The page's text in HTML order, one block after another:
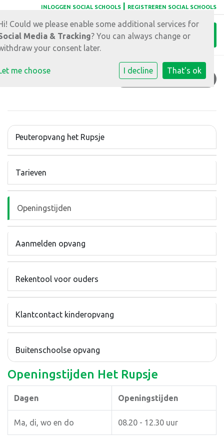
INLOGGEN SOCIAL SCHOOLS REGISTREREN SOCIAL SCHOOLS
OPENINGSTIJDEN
Peuteropvang het Rupsje
Tarieven
Openingstijden
Aanmelden opvang
Rekentool voor ouders
Klantcontact kinderopvang
Buitenschoolse opvang
Openingstijden Het Rupsje
Dagen Openingstijden
Ma, di, wo en do 08.20 - 12.30 uur
Could we please enable some additional services for
Media & Tracking? You can always change or
your consent later.
me choose I decline That's ok